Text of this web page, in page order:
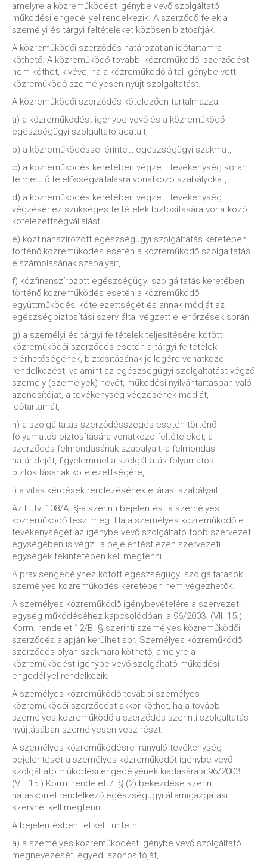
amelyre a közreműködést igénybe vevő szolgáltató
működési engedéllyel rendelkezik. A szerződő felek a
személyi és tárgyi feltételeket közösen biztosítják.
A közreműködői szerződés határozatlan időtartamra
köthető. A közreműködő további közreműködői szerződést
nem köthet, kivéve, ha a közreműködő által igénybe vett
közreműködő személyesen nyújt szolgáltatást.
A közreműködői szerződés kötelezően tartalmazza:
a) a közreműködést igénybe vevő és a közreműködő
egészségügyi szolgáltató adatait,
b) a közreműködéssel érintett egészségügyi szakmát,
c) a közreműködés keretében végzett tevékenység során
felmerülő felelősségvállalásra vonatkozó szabályokat,
d) a közreműködés keretében végzett tevékenység
végzéséhez szükséges feltételek biztosítására vonatkozó
kötelezettségvállalást,
e) közfinanszírozott egészségügyi szolgáltatás keretében
történő közreműködés esetén a közreműködő szolgáltatás
elszámolásának szabályait,
f) közfinanszírozott egészségügyi szolgáltatás keretében
történő közreműködés esetén a közreműködő
együttműködési kötelezettségét és annak módját az
egészségbiztosítási szerv által végzett ellenőrzések során,
g) a személyi és tárgyi feltételek teljesítésére kötött
közreműködői szerződés esetén a tárgyi feltételek
elérhetőségének, biztosításának jellegére vonatkozó
rendelkezést, valamint az egészségügyi szolgáltatást végző
személy (személyek) nevét, működési nyilvántartásban való
azonosítóját, a tevékenység végzésének módját,
időtartamát,
h) a szolgáltatás szerződésszegés esetén történő
folyamatos biztosítására vonatkozó feltételeket, a
szerződés felmondásának szabályait, a felmondás
határidejét, figyelemmel a szolgáltatás folyamatos
biztosításának kötelezettségére,
i) a vitás kérdések rendezésének eljárási szabályait.
Az Eütv. 108/A. §-a szerinti bejelentést a személyes
közreműködő teszi meg. Ha a személyes közreműködő e
tevékenységét az igénybe vevő szolgáltató több szervezeti
egységében is végzi, a bejelentést ezen szervezeti
egységek tekintetében kell megtenni.
A praxisengedélyhez kötött egészségügyi szolgáltatások
személyes közreműködés keretében nem végezhetők.
A személyes közreműködő igénybevételére a szervezeti
egység működéséhez kapcsolódóan, a 96/2003. (VII. 15.)
Korm. rendelet 12/B. § szerinti személyes közreműködői
szerződés alapján kerülhet sor. Személyes közreműködői
szerződés olyan szakmára köthető, amelyre a
közreműködést igénybe vevő szolgáltató működési
engedéllyel rendelkezik.
A személyes közreműködő további személyes
közreműködői szerződést akkor köthet, ha a további
személyes közreműködő a szerződés szerinti szolgáltatás
nyújtásában személyesen vesz részt.
A személyes közreműködésre irányuló tevékenység
bejelentését a személyes közreműködőt igénybe vevő
szolgáltató működési engedélyének kiadására a 96/2003.
(VII. 15.) Korm. rendelet 7. § (2) bekezdése szerint
hatáskörrel rendelkező egészségügyi államigazgatási
szervnél kell megtenni.
A bejelentésben fel kell tüntetni
a) a személyes közreműködést igénybe vevő szolgáltató
megnevezését, egyedi azonosítóját,